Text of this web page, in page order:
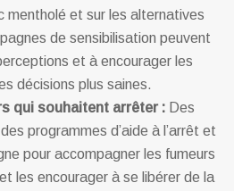
mentholé et sur les alternatives
de sensibilisation peuvent
et à encourager les
décisions plus saines.
qui souhaitent arrêter : Des
programmes d’aide à l’arrêt et
pour accompagner les fumeurs
les encourager à se libérer de la